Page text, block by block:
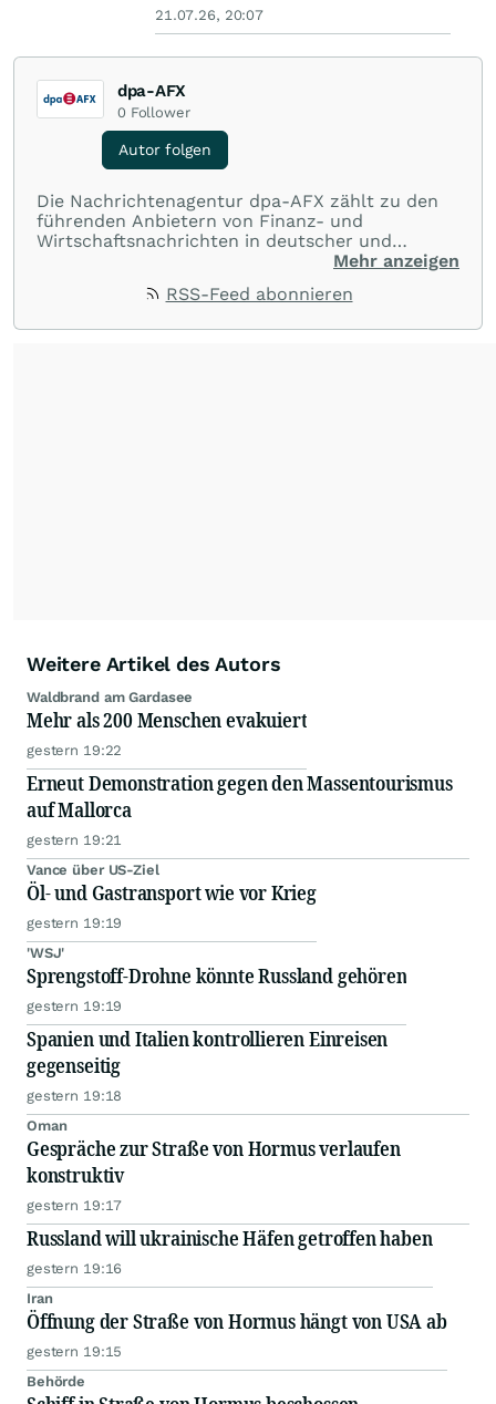
21.07.26, 20:07
dpa-AFX
0 Follower
Autor folgen
Die Nachrichtenagentur dpa-AFX zählt zu den
führenden Anbietern von Finanz- und
Wirtschaftsnachrichten in deutscher und
englischer Sprache. Gestützt auf ein
dpa-AFX unabhängig, zuverlässig und schnell
Mehr anzeigen
RSS-Feed abonnieren
Weitere Artikel des Autors
Waldbrand am Gardasee
Mehr als 200 Menschen evakuiert
gestern 19:22
Erneut Demonstration gegen den Massentourismus
auf Mallorca
gestern 19:21
Vance über US-Ziel
Öl- und Gastransport wie vor Krieg
gestern 19:19
'WSJ'
Sprengstoff-Drohne könnte Russland gehören
gestern 19:19
Spanien und Italien kontrollieren Einreisen
gegenseitig
gestern 19:18
Oman
Gespräche zur Straße von Hormus verlaufen
konstruktiv
gestern 19:17
Russland will ukrainische Häfen getroffen haben
gestern 19:16
Iran
Öffnung der Straße von Hormus hängt von USA ab
gestern 19:15
Behörde